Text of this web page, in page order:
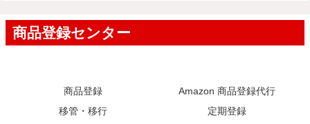
商品登録
Amazon 商品登録代行
移管・移行
定期登録